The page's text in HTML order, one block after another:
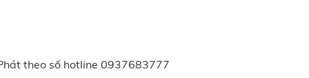
theo số hotline 0937683777